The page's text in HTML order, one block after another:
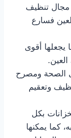
تنظيف
فسارع
يجعلها أقوى
الصحة ومصرح
وتعقيم
بكل
كما يمكنها